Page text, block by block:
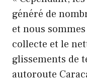
généré de
et nous
collecte et le
glissements de
autoroute